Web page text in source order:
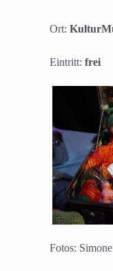
Ort:
Eintritt: frei
Fotos: